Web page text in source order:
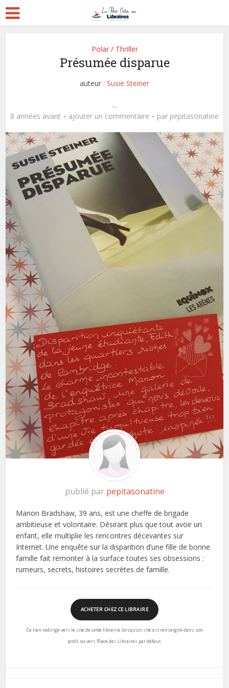
Polar / Thriller
Présumée disparue
auteur : Susie Steiner
...
8 années avant
ajouter un commentaire par pepitasonatine
publié par pepitasonatine
Manon Bradshaw, 39 ans, est une cheffe de brigade
ambitieuse et volontaire. Désirant plus que tout avoir un
enfant, elle multiplie les rencontres décevantes sur
Internet. Une enquête sur la disparition d’une fille de bonne
famille fait remonter à la surface toutes ses obsessions :
rumeurs, secrets, histoires secrètes de famille.
ACHETER CHEZ CE LIBRAIRE
Ce lien redirige vers le site de cette librairie lorsqu’un site est renseigné dans son
profil, ou vers Place des Libraires par défaut.